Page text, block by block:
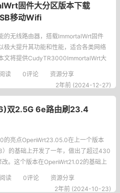
固件大分区版本下载
移动Wifi
的无线路由器，搭载ImmortalWrt固件
极大提升其功能和性能，适合各类网络
文将提供CudyTR3000ImmortalWrt大
固件的下载本固件支持带Openwrt,MWa
激活,支持USB移动Wifi版本位：Immortal
阅读 0评论
资源分享
2年前 (2024-12-27)
双2.5G 6e路由刷23.4
的亮点OpenWrt23.05.0在上一个版本
）的基础上开发了一年，做出了超过430
。这个版本在OpenWrt21.02的基础上
年，并作出了超过3800次修改。以下仅
的修改，您可以在 changelog-23.05.0
阅读 0评论
资源分享
2年前 (2024-10-23)